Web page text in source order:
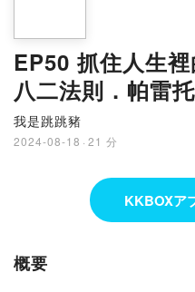
EP50 抓住人生
八二法則．帕雷
principle）
我是跳跳豬
2024-08-18 · 21 分
KKBOXア
概要